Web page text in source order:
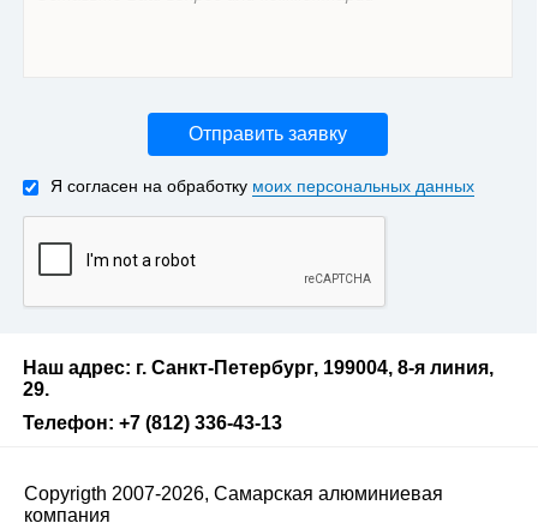
Отправить заявку
Я согласен на обработку моих персональных данных
Наш адрес: г. Санкт-Петербург, 199004, 8-я линия,
29.
Телефон: +7 (812) 336-43-13
Copyrigth 2007-2026, Самарская алюминиевая
компания